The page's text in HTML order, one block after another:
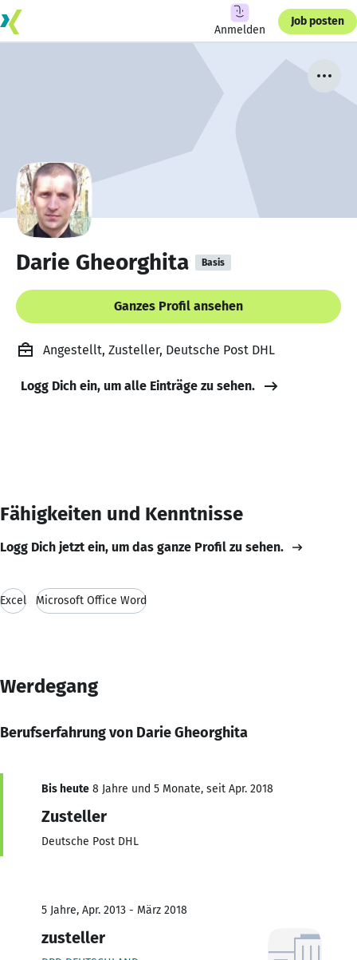
Anmelden
Job posten
Darie Gheorghita Basis
Ganzes Profil ansehen
Angestellt, Zusteller, Deutsche Post DHL
Logg Dich ein, um alle Einträge zu sehen.
Fähigkeiten und Kenntnisse
Logg Dich jetzt ein, um das ganze Profil zu sehen.
Excel Microsoft Office Word
Werdegang
Berufserfahrung von Darie Gheorghita
Bis heute 8 Jahre und 5 Monate, seit Apr. 2018
Zusteller
Deutsche Post DHL
5 Jahre, Apr. 2013 - März 2018
zusteller